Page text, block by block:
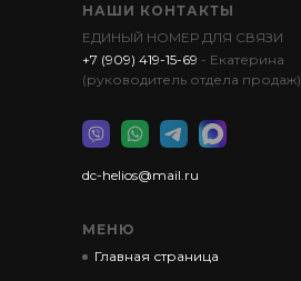
Главная страница
МЕНЮ
dc-helios@mail.ru
ЕДИНЫЙ НОМЕР ДЛЯ СВЯЗИ
+7 (909) 419-15-69 - Екатерина
(руководитель отдела продаж)
НАШИ КОНТАКТЫ